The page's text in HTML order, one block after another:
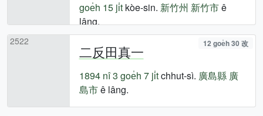
goe̍h 15 ji̍tkòe-sin. 新竹州 新竹市ê
lâng.
2522
二反田真一 12 goe̍h 30 改
1894 nî3 goe̍h 7 ji̍tchhut-sì. 廣島縣 廣
島市ê lâng.